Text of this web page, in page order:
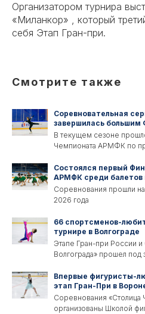
Организатором турнира
«Миланкор» , который
себя Этап Гран-при.
Смотрите также
Соревновательная
завершилась большим
В текущем сезоне
Чемпионата АРМФК по
Состоялся первый
АРМФК среди балетов
Соревнования прошли
2026 года
66 спортсменов-
турнире в Волгограде
Этапе Гран-при России
Волгограда» прошел под
Впервые фигуристы-
этап Гран-При в
Соревнования «Столица
организованы Школой